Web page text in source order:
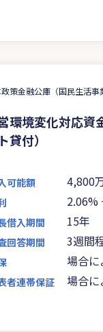
策金融公庫（国民生活事
環境変化対応資
貸付）
可能額 4,800
2.06%
借入期間 15年
回答期間 3週間
場合に
者連帯保証 場合に